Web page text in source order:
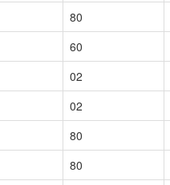
80
60
02
02
80
80